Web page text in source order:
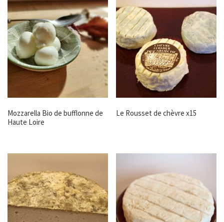
Mozzarella Bio de bufflonne de
Haute Loire
Le Rousset de chèvre x15